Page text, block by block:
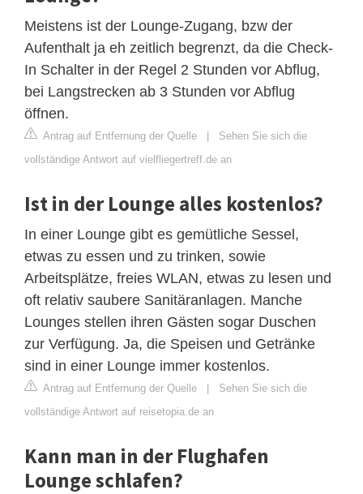
Meistens ist der Lounge-Zugang, bzw der
Aufenthalt ja eh zeitlich begrenzt, da die Check-
In Schalter in der Regel 2 Stunden vor Abflug,
bei Langstrecken ab 3 Stunden vor Abflug
öffnen.
Antrag auf Entfernung der Quelle | Sehen Sie sich die
vollständige Antwort auf vielfliegertreff.de an
Ist in der Lounge alles kostenlos?
In einer Lounge gibt es gemütliche Sessel,
etwas zu essen und zu trinken, sowie
Arbeitsplätze, freies WLAN, etwas zu lesen und
oft relativ saubere Sanitäranlagen. Manche
Lounges stellen ihren Gästen sogar Duschen
zur Verfügung. Ja, die Speisen und Getränke
sind in einer Lounge immer kostenlos.
Antrag auf Entfernung der Quelle | Sehen Sie sich die
vollständige Antwort auf reisetopia.de an
Kann man in der Flughafen
Lounge schlafen?